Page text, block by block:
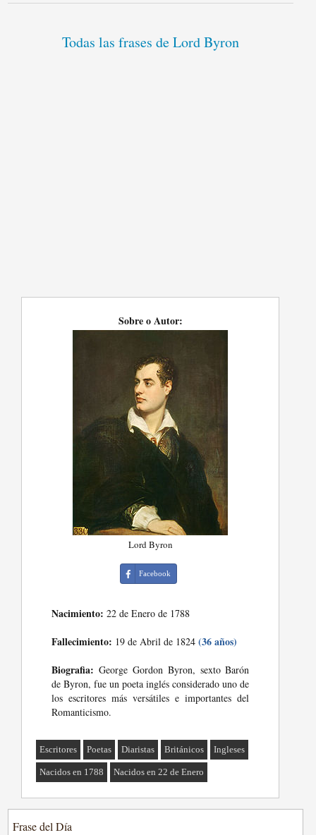
Todas las frases de Lord Byron
Sobre o Autor:
Lord Byron
Facebook
Nacimiento: 22 de Enero de 1788
Fallecimiento: 19 de Abril de 1824(36 años)
Biografia: George Gordon Byron, sexto Barón
de Byron, fue un poeta inglés considerado uno de
los escritores más versátiles e importantes del
Romanticismo.
Escritores Poetas Diaristas Británicos Ingleses
Nacidos en 1788 Nacidos en 22 de Enero
Frase del Día